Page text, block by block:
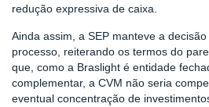
redução expressiva de caixa.
Ainda assim, a SEP manteve a
processo, reiterando os termos do
que, como a Braslight é entidade
complementar, a CVM não seria
eventual concentração de